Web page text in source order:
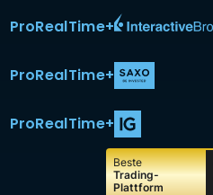
ProRealTime+
ProRealTime+
ProRealTime+
Beste
Trading-
Plattform